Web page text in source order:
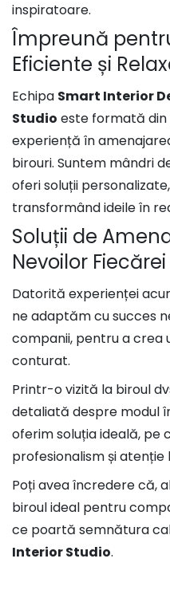
inspiratoare.
Împreună
Eficiente și
Echipa Smart Interior
Studio este formată din
experiență în
birouri. Suntem mândri
oferi soluții
transformând ideile în
Soluții de
Nevoilor
Datorită experienței
ne adaptăm cu succes
companii, pentru a crea
conturat.
Printr-o vizită la biroul
detaliată despre modul
oferim soluția ideală,
profesionalism și atenție
Poți avea încredere că,
biroul ideal pentru
ce poartă semnătura
Interior Studio.